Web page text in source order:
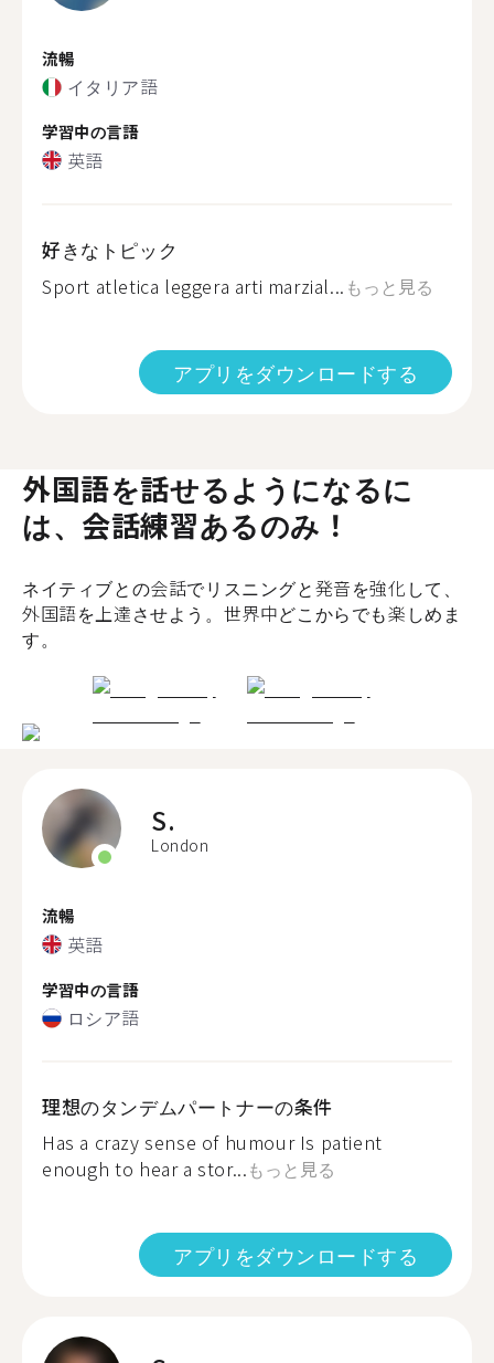
流暢
イタリア語
学習中の言語
英語
好きなトピック
Sport atletica leggera arti marzial... もっと見る
アプリをダウンロードする
外国語を話せるようになるに
は、会話練習あるのみ！
ネイティブとの会話でリスニングと発音を強化して、
外国語を上達させよう。世界中どこからでも楽しめま
す。
S.
London
流暢
英語
学習中の言語
ロシア語
理想のタンデムパートナーの条件
Has a crazy sense of humour Is patient
enough to hear a stor...もっと見る
アプリをダウンロードする